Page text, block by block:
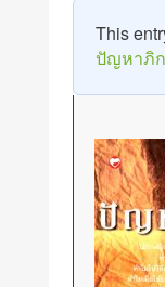
This
ปัญหาภิ